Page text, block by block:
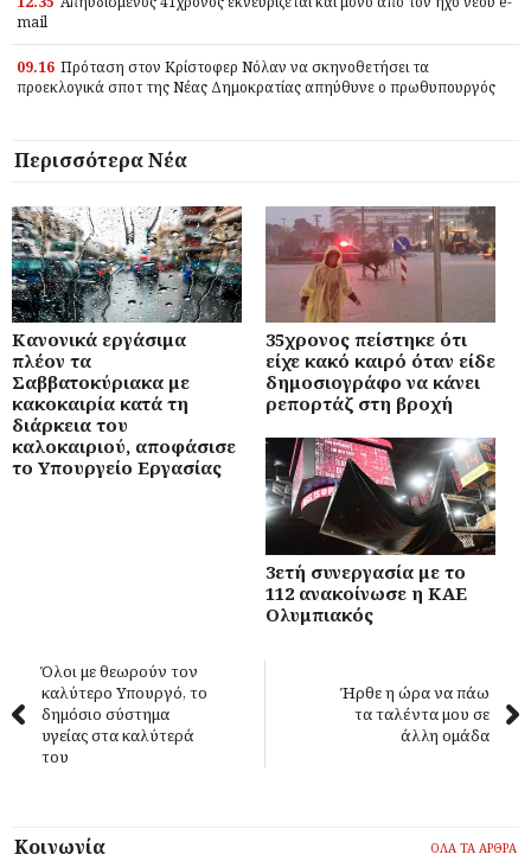
mail
09.16 Πρόταση στον Κρίστοφερ Νόλαν να σκηνοθετήσει τα
προεκλογικά σποτ της Νέας Δημοκρατίας απηύθυνε ο πρωθυπουργός
Περισσότερα Νέα
Κανονικά εργάσιμα
πλέον τα
Σαββατοκύριακα με
κακοκαιρία κατά τη
διάρκεια του
καλοκαιριού, αποφάσισε
το Υπουργείο Εργασίας
35χρονος πείστηκε ότι
είχε κακό καιρό όταν είδε
δημοσιογράφο να κάνει
ρεπορτάζ στη βροχή
3ετή συνεργασία με το
112 ανακοίνωσε η ΚΑΕ
Ολυμπιακός
Όλοι με θεωρούν τον
καλύτερο Υπουργό, το
δημόσιο σύστημα
υγείας στα καλύτερά
του
Ήρθε η ώρα να πάω
τα ταλέντα μου σε
άλλη ομάδα
Κοινωνία ΟΛΑ ΤΑ ΑΡΘΡΑ